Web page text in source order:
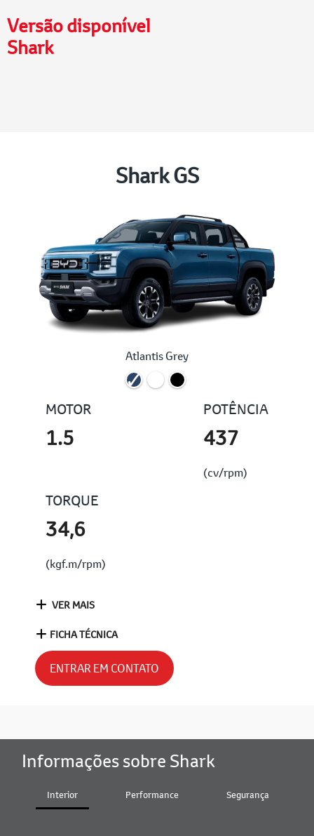
Versão disponível
Shark
Shark GS
Atlantis Grey
MOTOR
1.5
POTÊNCIA
437
(cv/rpm)
TORQUE
34,6
(kgf.m/rpm)
VER MAIS
FICHA TÉCNICA
ENTRAR EM CONTATO
Informações sobre Shark
Interior Performance Segurança